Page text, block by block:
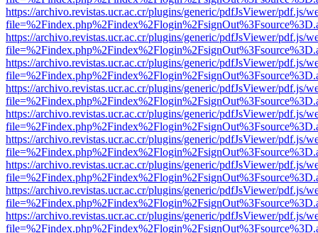
https://archivo.revistas.ucr.ac.cr/plugins/generic/pdfJsViewer/pdf.js/
https://archivo.revistas.ucr.ac.cr/plugins/generic/pdfJsViewer/pdf.js/
https://archivo.revistas.ucr.ac.cr/plugins/generic/pdfJsViewer/pdf.js/
https://archivo.revistas.ucr.ac.cr/plugins/generic/pdfJsViewer/pdf.js/
https://archivo.revistas.ucr.ac.cr/plugins/generic/pdfJsViewer/pdf.js/
https://archivo.revistas.ucr.ac.cr/plugins/generic/pdfJsViewer/pdf.js/
https://archivo.revistas.ucr.ac.cr/plugins/generic/pdfJsViewer/pdf.js/
https://archivo.revistas.ucr.ac.cr/plugins/generic/pdfJsViewer/pdf.js/
https://archivo.revistas.ucr.ac.cr/plugins/generic/pdfJsViewer/pdf.js/